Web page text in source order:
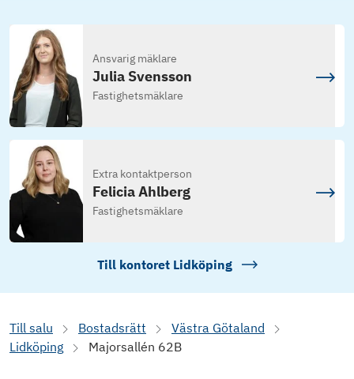
Ansvarig mäklare
Julia Svensson
Fastighetsmäklare
Extra kontaktperson
Felicia Ahlberg
Fastighetsmäklare
Till kontoret Lidköping
Till salu Bostadsrätt
Västra Götaland
Lidköping
Majorsallén 62B